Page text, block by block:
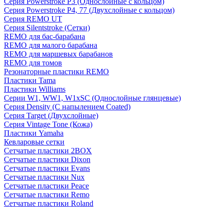
Серия Powerstroke P4, 77 (Двухслойные с кольцом)
Серия REMO UT
Серия Silentstroke (Сетки)
REMO для бас-барабана
REMO для малого барабана
REMO для маршевых барабанов
REMO для томов
Резонаторные пластики REMO
Пластики Tama
Пластики Williams
Серии W1, WW1, W1xSC (Однослойные глянцевые)
Серия Density (C напылением Coated)
Серия Target (Двухслойные)
Серия Vintage Tone (Кожа)
Пластики Yamaha
Кевларовые сетки
Сетчатые пластики 2BOX
Сетчатые пластики Dixon
Сетчатые пластики Evans
Сетчатые пластики Nux
Сетчатые пластики Peace
Сетчатые пластики Remo
Сетчатые пластики Roland